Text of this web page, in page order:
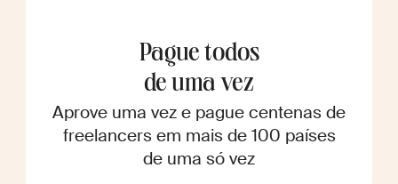
Pague todos
de uma vez
Aprove uma vez e pague centenas de
freelancers em mais de 100 países
de uma só vez